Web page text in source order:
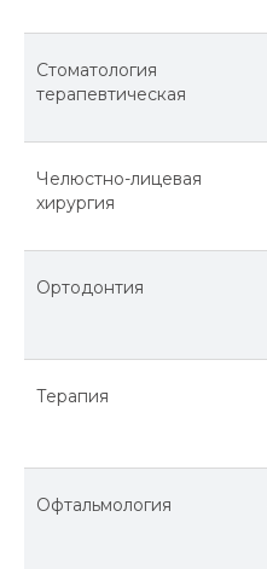
Стоматология
терапевтическая
Челюстно-лицевая
хирургия
Ортодонтия
Терапия
Офтальмология